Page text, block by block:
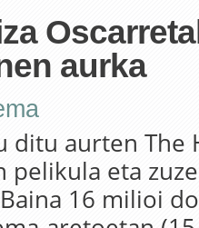
aurka
ditu aurten The
pelikula eta
16 milioi